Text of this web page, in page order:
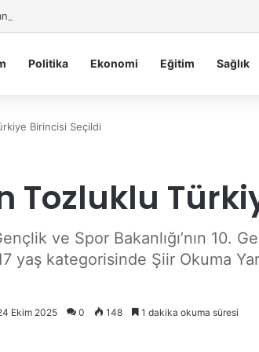
Belediyesi’nden Sahte Aramalara Kritik Uyarı
Politika Ekonomi Eğitim Sağlık
Birincisi Seçildi
Tozluklu
ve Spor Bakanlığı’nın 10.
yaş kategorisinde Şiir Okuma
Ekim 2025 0 148 1 dakika okuma süresi